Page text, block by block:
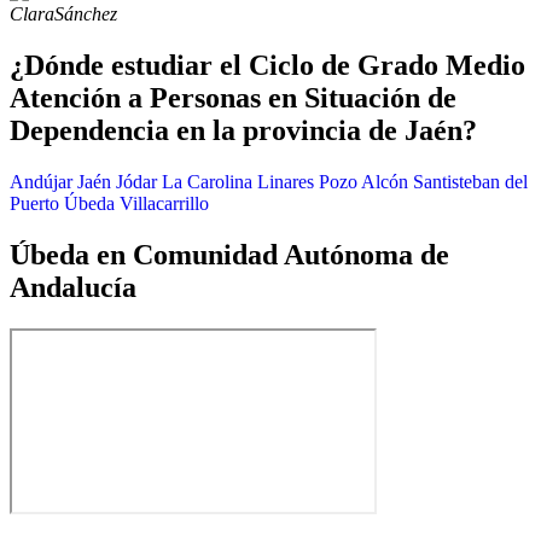
ClaraSánchez
¿Dónde estudiar el Ciclo de Grado Medio
Atención a Personas en Situación de
Dependencia en la provincia de Jaén?
Andújar Jaén Jódar La Carolina Linares Pozo Alcón Santisteban del
Puerto Úbeda Villacarrillo
Úbeda en Comunidad Autónoma de
Andalucía